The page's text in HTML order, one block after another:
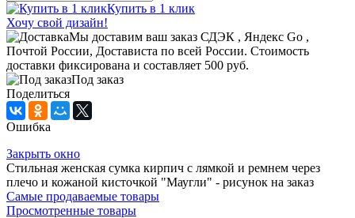
Купить в 1 клик
Хочу свой дизайн!
Мы доставим ваш заказ СДЭК , Яндекс Go ,
Почтой России, Достависта по всей России. Стоимость
доставки фиксирована и составляет 500 руб.
Под заказ
Поделиться
Ошибка
Закрыть окно
Стильная женская сумка кирпич с лямкой и ремнем через
плечо и кожаной кисточкой "Маугли" - рисунок на заказ
Самые продаваемые товары
Просмотренные товары